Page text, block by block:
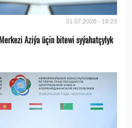
31.07.2026 - 19:23
Aziýa üçin bitewi syýahatçylyk